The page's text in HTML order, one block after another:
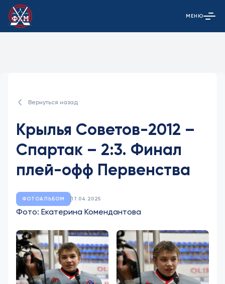
Открыть
МЕНЮ
Вернуться назад
Крылья Советов-2012 –
Спартак – 2:3. Финал
плей-офф Первенства
ФОТОАЛЬБОМ 17.04.2025
Фото: Екатерина Комендантова